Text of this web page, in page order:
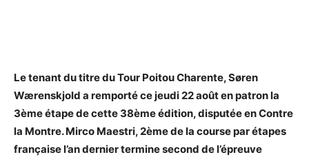
Le tenant du titre du Tour Poitou Charente, Søren
Wærenskjold a remporté ce jeudi 22 août en patron la
3ème étape de cette 38ème édition, disputée en Contre
la Montre. Mirco Maestri, 2ème de la course par étapes
française l’an dernier termine second de l’épreuve